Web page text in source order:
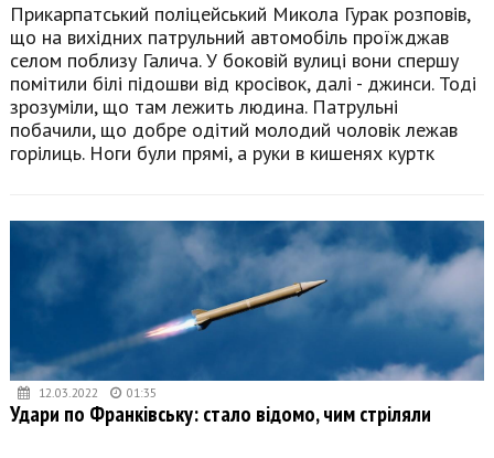
Прикарпатський поліцейський Микола Гурак розповів,
що на вихідних патрульний автомобіль проїжджав
селом поблизу Галича. У боковій вулиці вони спершу
помітили білі підошви від кросівок, далі - джинси. Тоді
зрозуміли, що там лежить людина. Патрульні
побачили, що добре одітий молодий чоловік лежав
горілиць. Ноги були прямі, а руки в кишенях куртк
12.03.2022 01:35
Удари по Франківську: стало відомо, чим стріляли